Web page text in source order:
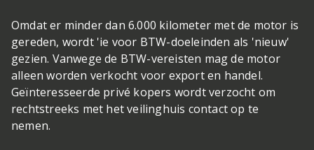
Omdat er minder dan 6.000 kilometer met de motor is
gereden, wordt 'ie voor BTW-doeleinden als 'nieuw'
gezien. Vanwege de BTW-vereisten mag de motor
alleen worden verkocht voor export en handel.
Geïnteresseerde privé kopers wordt verzocht om
rechtstreeks met het veilinghuis contact op te
nemen.